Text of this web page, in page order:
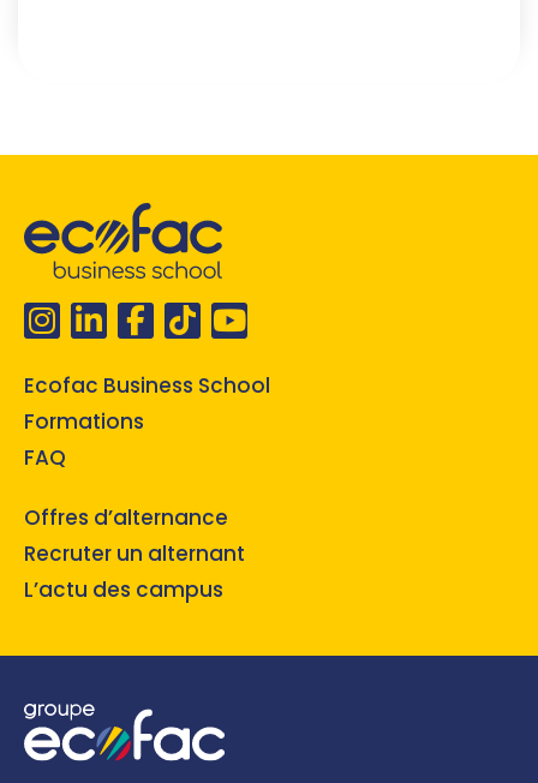
Ecofac Business School
Formations
FAQ
Offres d’alternance
Recruter un alternant
L’actu des campus